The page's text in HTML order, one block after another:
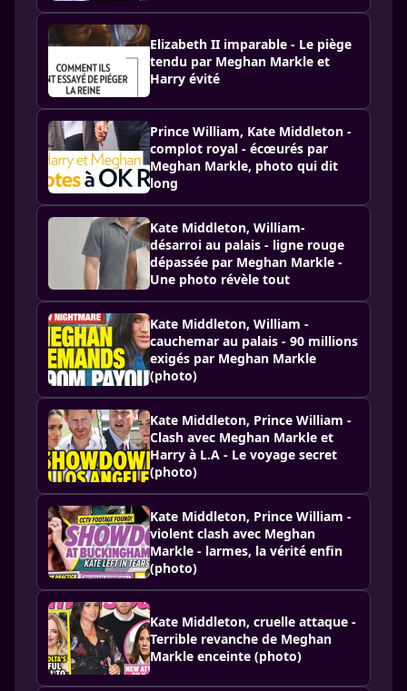
Elizabeth II imparable - Le piège
tendu par Meghan Markle et
Harry évité
Prince William, Kate Middleton -
complot royal - écœurés par
Meghan Markle, photo qui dit
long
Kate Middleton, William-
désarroi au palais - ligne rouge
dépassée par Meghan Markle -
Une photo révèle tout
Kate Middleton, William -
cauchemar au palais - 90 millions
exigés par Meghan Markle
(photo)
Kate Middleton, Prince William -
Clash avec Meghan Markle et
Harry à L.A - Le voyage secret
(photo)
Kate Middleton, Prince William -
violent clash avec Meghan
Markle - larmes, la vérité enfin
(photo)
Kate Middleton, cruelle attaque -
Terrible revanche de Meghan
Markle enceinte (photo)